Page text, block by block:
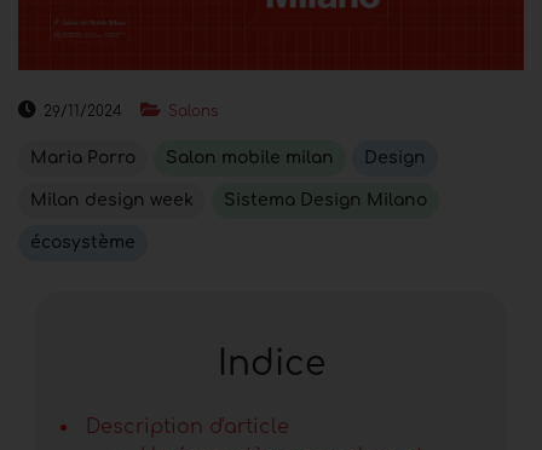
29/11/2024 Salons
Maria Porro Salon mobile milan Design
Milan design week Sistema Design Milano
écosystème
Indice
Description d'article